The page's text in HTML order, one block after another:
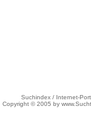
Suchindex / Internet-
Copyright © 2005 by